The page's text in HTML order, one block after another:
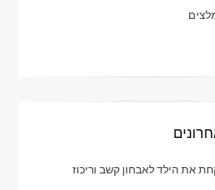
את הילד לאבחון קשב וריכוז